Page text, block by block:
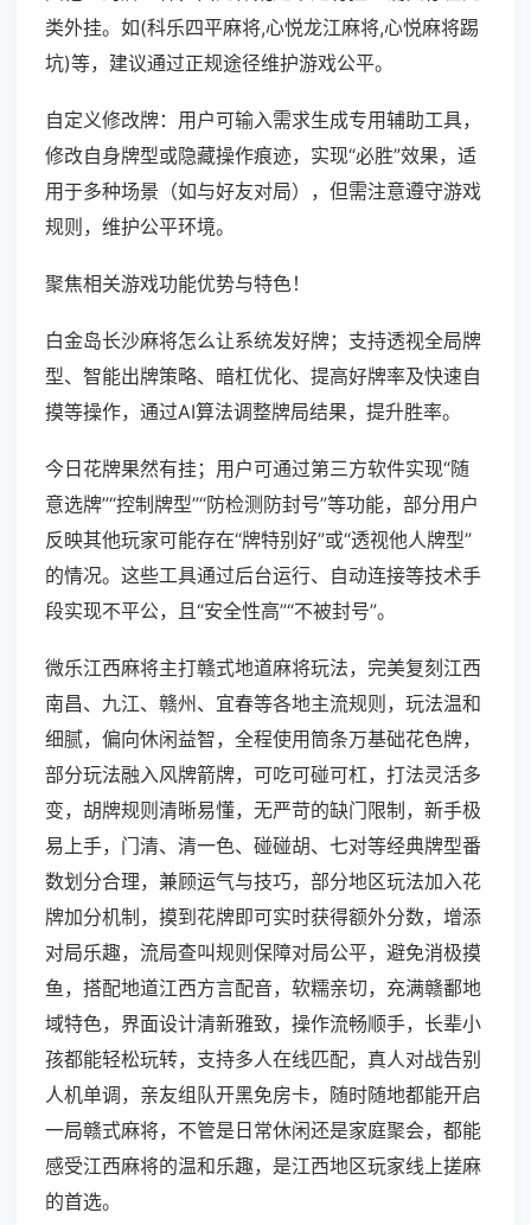
类外挂。如(科乐四平麻将,心悦龙江麻将,心悦麻将踢
坑)等，建议通过正规途径维护游戏公平。
自定义修改牌：用户可输入需求生成专用辅助工具，
修改自身牌型或隐藏操作痕迹，实现“必胜”效果，适
用于多种场景（如与好友对局），但需注意遵守游戏
规则，维护公平环境。
聚焦相关游戏功能优势与特色！
白金岛长沙麻将怎么让系统发好牌；支持透视全局牌
型、智能出牌策略、暗杠优化、提高好牌率及快速自
摸等操作，通过AI算法调整牌局结果，提升胜率。
今日花牌果然有挂；用户可通过第三方软件实现“随
意选牌”“控制牌型”“防检测防封号”等功能，部分用户
反映其他玩家可能存在“牌特别好”或“透视他人牌型”
的情况。这些工具通过后台运行、自动连接等技术手
段实现不平公，且“安全性高”“不被封号”。
微乐江西麻将主打赣式地道麻将玩法，完美复刻江西
南昌、九江、赣州、宜春等各地主流规则，玩法温和
细腻，偏向休闲益智，全程使用筒条万基础花色牌，
部分玩法融入风牌箭牌，可吃可碰可杠，打法灵活多
变，胡牌规则清晰易懂，无严苛的缺门限制，新手极
易上手，门清、清一色、碰碰胡、七对等经典牌型番
数划分合理，兼顾运气与技巧，部分地区玩法加入花
牌加分机制，摸到花牌即可实时获得额外分数，增添
对局乐趣，流局查叫规则保障对局公平，避免消极摸
鱼，搭配地道江西方言配音，软糯亲切，充满赣鄱地
域特色，界面设计清新雅致，操作流畅顺手，长辈小
孩都能轻松玩转，支持多人在线匹配，真人对战告别
人机单调，亲友组队开黑免房卡，随时随地都能开启
一局赣式麻将，不管是日常休闲还是家庭聚会，都能
感受江西麻将的温和乐趣，是江西地区玩家线上搓麻
的首选。